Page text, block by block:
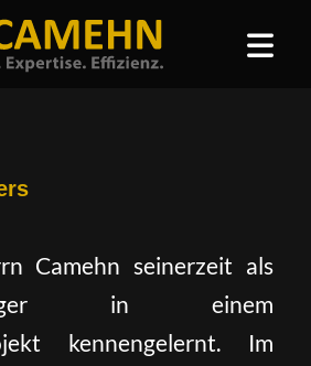
Camehn seinerzeit als
in einem
kennengelernt. Im